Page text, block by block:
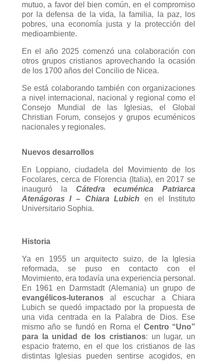
mutuo, a favor del bien común, en el compromiso
por la defensa de la vida, la familia, la paz, los
pobres, una economía justa y la protección del
medioambiente.
En el año 2025 comenzó una colaboración con
otros grupos cristianos aprovechando la ocasión
de los 1700 años del Concilio de Nicea.
Se está colaborando también con organizaciones
a nivel internacional, nacional y regional como el
Consejo Mundial de las Iglesias, el Global
Christian Forum, consejos y grupos ecuménicos
nacionales y regionales.
Nuevos desarrollos
En Loppiano, ciudadela del Movimiento de los
Focolares, cerca de Florencia (Italia), en 2017 se
inauguró la Cátedra ecuménica Patriarca
Atenágoras I – Chiara Lubich en el Instituto
Universitario Sophia.
Historia
Ya en 1955 un arquitecto suizo, de la Iglesia
reformada, se puso en contacto con el
Movimiento, era todavía una experiencia personal.
En 1961 en Darmstadt (Alemania) un grupo de
evangélicos-luteranosal escuchar a Chiara
Lubich se quedó impactado por la propuesta de
una vida centrada en la Palabra de Dios. Ese
mismo año se fundó en Roma el Centro “Uno”
para la unidad de los cristianos: un lugar, un
espacio fraterno, en el que los cristianos de las
distintas Iglesias pueden sentirse acogidos, en